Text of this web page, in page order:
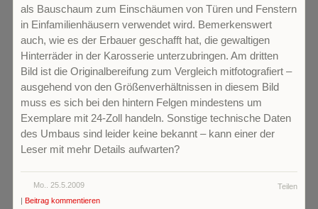
als Bauschaum zum Einschäumen von Türen und Fenstern
in Einfamilienhäusern verwendet wird. Bemerkenswert
auch, wie es der Erbauer geschafft hat, die gewaltigen
Hinterräder in der Karosserie unterzubringen. Am dritten
Bild ist die Originalbereifung zum Vergleich mitfotografiert –
ausgehend von den Größenverhältnissen in diesem Bild
muss es sich bei den hintern Felgen mindestens um
Exemplare mit 24-Zoll handeln. Sonstige technische Daten
des Umbaus sind leider keine bekannt – kann einer der
Leser mit mehr Details aufwarten?
Teilen
Mo.. 25.5.2009
| Beitrag kommentieren